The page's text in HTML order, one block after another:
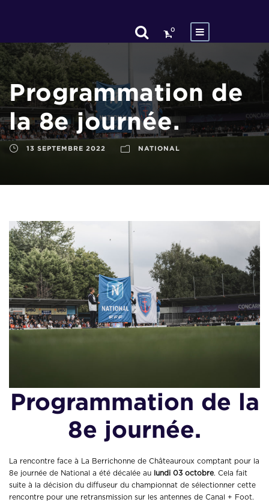
0
Programmation de
la 8e journée.
13 SEPTEMBRE 2022 NATIONAL
Programmation de la
8e journée.
La rencontre face à La Berrichonne de Châteauroux comptant pour la
8e journée de National a été décalée au
lundi 03 octobre. Cela fait
suite à la décision du diffuseur du championnat de sélectionner cette
rencontre pour une retransmission sur les antennes de Canal + Foot.